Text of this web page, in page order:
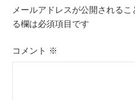
ー
シ
ョ
メールアドレスが公開されるこ
る欄は必須項目です
コメント ※